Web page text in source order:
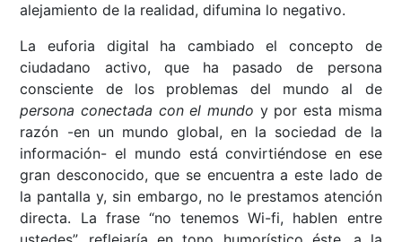
alejamiento de la realidad, difumina lo negativo.
La euforia digital ha cambiado el concepto de
ciudadano activo, que ha pasado de persona
consciente de los problemas del mundo al de
persona conectada con el mundo y por esta misma
razón -en un mundo global, en la sociedad de la
información- el mundo está convirtiéndose en ese
gran desconocido, que se encuentra a este lado de
la pantalla y, sin embargo, no le prestamos atención
directa. La frase “no tenemos Wi-fi, hablen entre